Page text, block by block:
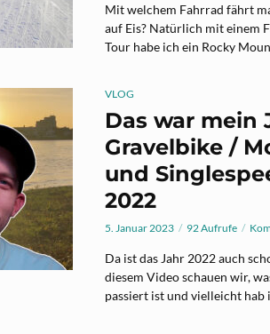
Mit welchem Fahrrad fährt
auf Eis? Natürlich mit einem
Tour habe ich ein Rocky
VLOG
Das war mein
Gravelbike /
und
2022
5. Januar 2023 92 Aufrufe
Da ist das Jahr 2022 auch
diesem Video schauen wir,
passiert ist und vielleicht hab